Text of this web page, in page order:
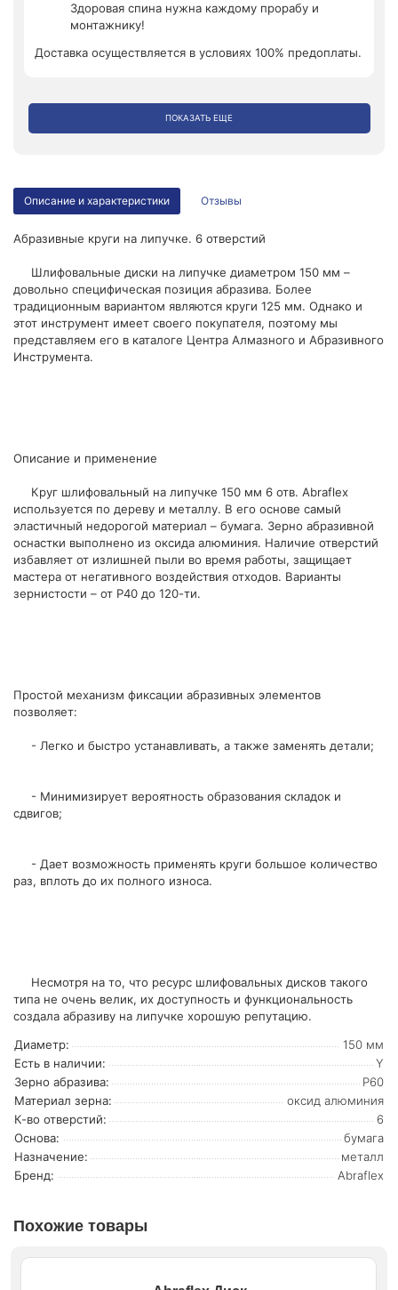
Здоровая спина нужна каждому прорабу и
монтажнику!
Доставка осуществляется в условиях 100% предоплаты.
ПОКАЗАТЬ ЕЩЕ
Описание и характеристики Отзывы
Абразивные круги на липучке. 6 отверстий
Шлифовальные диски на липучке диаметром 150 мм –
довольно специфическая позиция абразива. Более
традиционным вариантом являются круги 125 мм. Однако и
этот инструмент имеет своего покупателя, поэтому мы
представляем его в каталоге Центра Алмазного и Абразивного
Инструмента.
Описание и применение
Круг шлифовальный на липучке 150 мм 6 отв. Abraflex
используется по дереву и металлу. В его основе самый
эластичный недорогой материал – бумага. Зерно абразивной
оснастки выполнено из оксида алюминия. Наличие отверстий
избавляет от излишней пыли во время работы, защищает
мастера от негативного воздействия отходов. Варианты
зернистости – от Р40 до 120-ти.
Простой механизм фиксации абразивных элементов
позволяет:
- Легко и быстро устанавливать, а также заменять детали;
- Минимизирует вероятность образования складок и
сдвигов;
- Дает возможность применять круги большое количество
раз, вплоть до их полного износа.
Несмотря на то, что ресурс шлифовальных дисков такого
типа не очень велик, их доступность и функциональность
создала абразиву на липучке хорошую репутацию.
Диаметр:
150 мм
Есть в наличии:
Y
Зерно абразива:
Р60
Материал зерна:
оксид алюминия
К-во отверстий:
6
Основа:
бумага
Назначение:
металл
Бренд:
Abraflex
Похожие товары